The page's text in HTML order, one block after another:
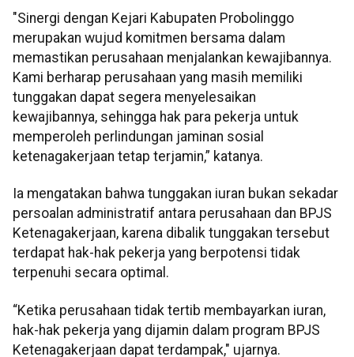
"Sinergi dengan Kejari Kabupaten Probolinggo
merupakan wujud komitmen bersama dalam
memastikan perusahaan menjalankan kewajibannya.
Kami berharap perusahaan yang masih memiliki
tunggakan dapat segera menyelesaikan
kewajibannya, sehingga hak para pekerja untuk
memperoleh perlindungan jaminan sosial
ketenagakerjaan tetap terjamin,” katanya.
Ia mengatakan bahwa tunggakan iuran bukan sekadar
persoalan administratif antara perusahaan dan BPJS
Ketenagakerjaan, karena dibalik tunggakan tersebut
terdapat hak-hak pekerja yang berpotensi tidak
terpenuhi secara optimal.
“Ketika perusahaan tidak tertib membayarkan iuran,
hak-hak pekerja yang dijamin dalam program BPJS
Ketenagakerjaan dapat terdampak," ujarnya.